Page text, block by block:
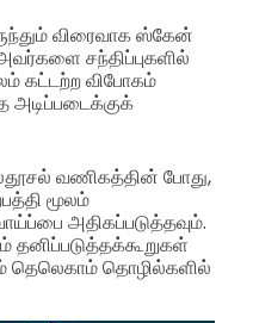
விரைவாக ஸ்கேன்
சந்திப்புகளில்
கட்டற்ற விபோகம்
அடிப்படைக்குக்
வணிகத்தின் போது,
மூலம்
அதிகப்படுத்தவும்.
தனிப்படுத்தக்கூறுகள்
தெலெகாம் தொழில்களில்